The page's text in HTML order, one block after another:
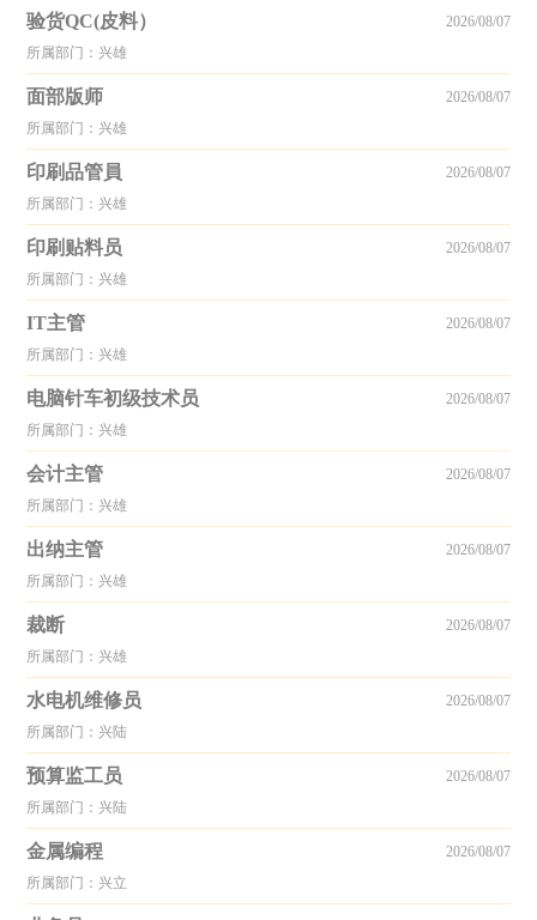
验货QC(皮料）
所属部门：兴雄
2026/08/07
面部版师
所属部门：兴雄
2026/08/07
印刷品管員
所属部门：兴雄
2026/08/07
印刷贴料员
所属部门：兴雄
2026/08/07
IT主管
所属部门：兴雄
2026/08/07
电脑针车初级技术员
所属部门：兴雄
2026/08/07
会计主管
所属部门：兴雄
2026/08/07
出纳主管
所属部门：兴雄
2026/08/07
裁断
所属部门：兴雄
2026/08/07
水电机维修员
所属部门：兴陆
2026/08/07
预算监工员
所属部门：兴陆
2026/08/07
金属编程
所属部门：兴立
2026/08/07